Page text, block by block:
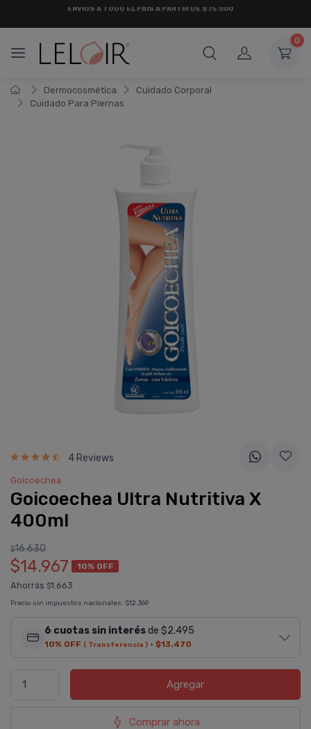
¡ HASTA 6 CUOTAS SIN INTERÉSY 18 CUOTAS FIJAS !
0
Dermocosmética
Cuidado Corporal
Cuidado Para Piernas
4 Reviews
Goicoechea
Goicoechea Ultra Nutritiva X
400ml
$16.630
$14.967 10% OFF
Ahorrás $1.663
Precio sin impuestos nacionales: $12.369
6 cuotas sin interésde $2.495
10% OFF ( Transferencia ) · $13.470
Agregar
Comprar ahora